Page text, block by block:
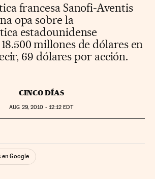
francesa Sanofi-Aventis
opa sobre la
estadounidense
millones de dólares en
69 dólares por acción.
CINCO DÍAS
AUG 29, 2010 - 12:12 EDT
Facebook
en TwitterRedes Sociales
en Google